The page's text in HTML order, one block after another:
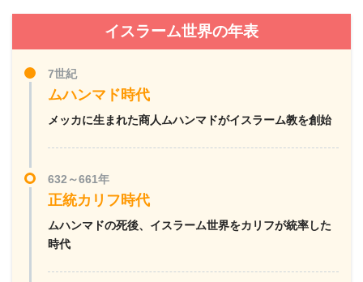
イスラーム世界の年表
7世紀
ムハンマド時代
メッカに生まれた商人ムハンマドがイスラーム教を創始
632～661年
正統カリフ時代
ムハンマドの死後、イスラーム世界をカリフが統率した
時代